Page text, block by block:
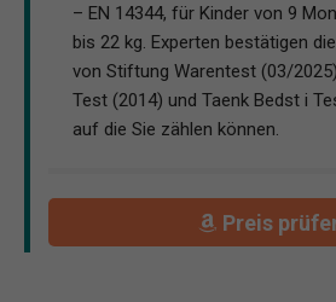
– EN 14344, für Kinder von 9
bis 22 kg. Experten bestätigen
von Stiftung Warentest (03/
Test (2014) und Taenk Bedst i
auf die Sie zählen können.
Preis